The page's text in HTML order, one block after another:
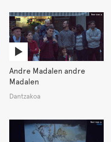
Andre Madalen andre
Madalen
Dantzakoa